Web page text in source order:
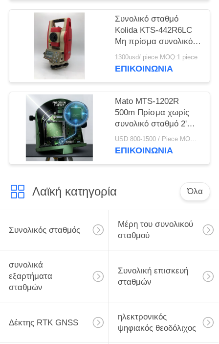
επαγγελματικός
Συνολικό σταθμό
Kolida KTS-442R6LC
Μη πρίσμα συνολικό
σταθμό 600M
1300usd/ piece MOQ:1 piece
ΕΠΙΚΟΙΝΩΝΊΑ
Mato MTS-1202R
500m Πρίσμα χωρίς
συνολικό σταθμό 2'
ακρίβεια Δύο άξονες
LCD οργάνωση
USD 800-1500 / Piece MOQ:1 Τεμάχιο
ΕΠΙΚΟΙΝΩΝΊΑ
Λαϊκή κατηγορία Όλα
Συνολικός σταθμός
Μέρη του συνολικού
σταθμού
συνολικά
εξαρτήματα
σταθμών
Συνολική επισκευή
σταθμών
Δέκτης RTK GNSS
ηλεκτρονικός
ψηφιακός θεοδόλιχος